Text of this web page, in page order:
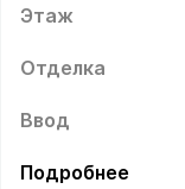
Этаж
Отделка
Ввод
Подробнее